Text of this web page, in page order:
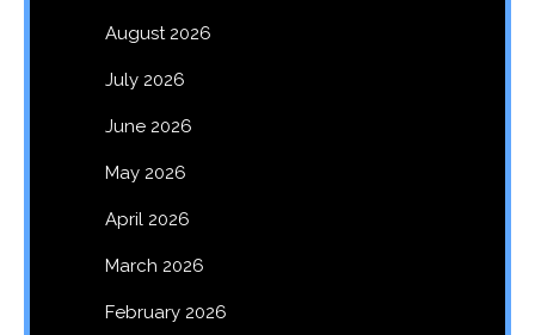
August 2026
July 2026
June 2026
May 2026
April 2026
March 2026
February 2026